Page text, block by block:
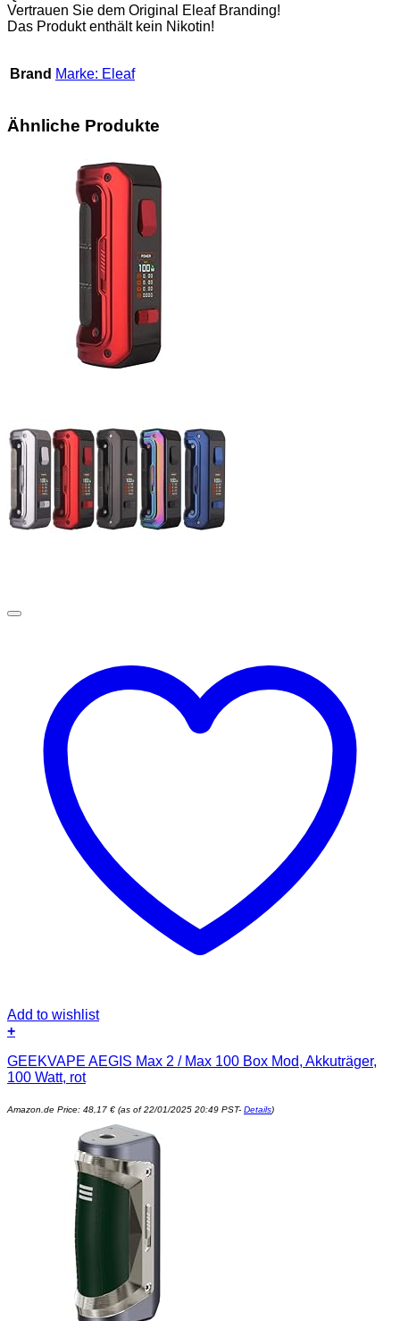
Vertrauen Sie dem Original Eleaf Branding!
Das Produkt enthält kein Nikotin!
Brand Marke: Eleaf
Ähnliche Produkte
Add to wishlist
+
GEEKVAPE AEGIS Max 2 / Max 100 Box Mod, Akkuträger,
100 Watt, rot
Amazon.de Price: 48,17 € (as of 22/01/2025 20:49 PST- Details)